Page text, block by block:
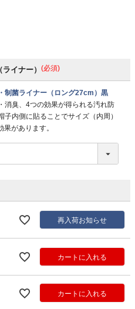
イナー） (必須)
制菌ライナー（ロング27cm）黒
消臭、4つの効果が得られる汚れ防
子内側に貼ることでサイズ（内周）
があります。
再入荷お知らせ
カートに入れる
カートに入れる